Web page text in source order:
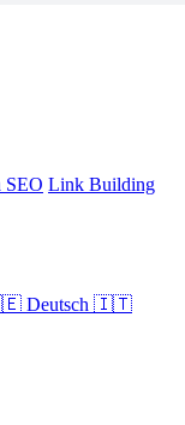
SEO Link Building
Deutsch 🇮🇹